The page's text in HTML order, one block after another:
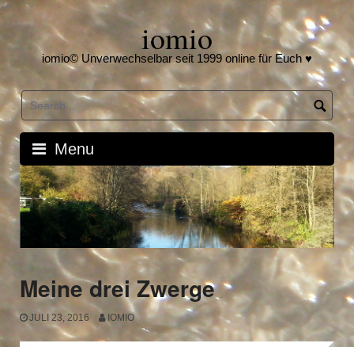
Skip
content
iomio
iomio© Unverwechselbar seit 1999 online für Euch ♥
Menu
Meine drei Zwerge
JULI 23, 2016 IOMIO